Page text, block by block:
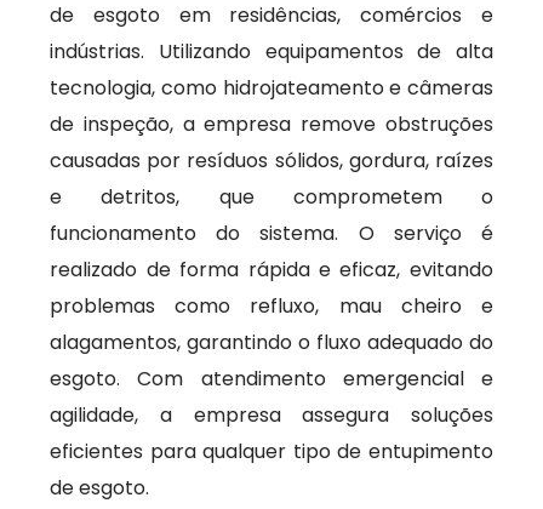
de esgoto em residências, comércios e
indústrias. Utilizando equipamentos de alta
tecnologia, como hidrojateamento e câmeras
de inspeção, a empresa remove obstruções
causadas por resíduos sólidos, gordura, raízes
e detritos, que comprometem o
funcionamento do sistema. O serviço é
realizado de forma rápida e eficaz, evitando
problemas como refluxo, mau cheiro e
alagamentos, garantindo o fluxo adequado do
esgoto. Com atendimento emergencial e
agilidade, a empresa assegura soluções
eficientes para qualquer tipo de entupimento
de esgoto.